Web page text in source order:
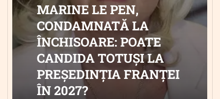
MARINE LE PEN,
CONDAMNATĂ LA
ÎNCHISOARE: POATE
CANDIDA TOTUȘI LA
PREȘEDINȚIA FRANȚEI
ÎN 2027?